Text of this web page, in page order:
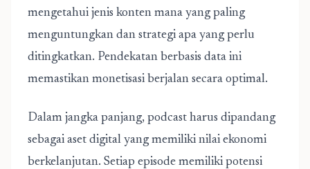
mengetahui jenis konten mana yang paling
menguntungkan dan strategi apa yang perlu
ditingkatkan. Pendekatan berbasis data ini
memastikan monetisasi berjalan secara optimal.
Dalam jangka panjang, podcast harus dipandang
sebagai aset digital yang memiliki nilai ekonomi
berkelanjutan. Setiap episode memiliki potensi